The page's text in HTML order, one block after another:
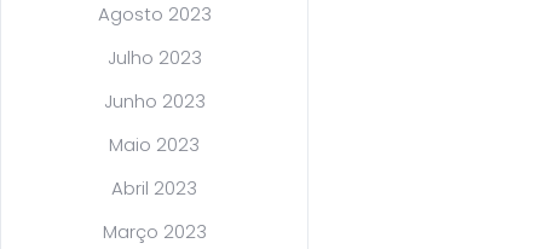
Agosto 2023
Julho 2023
Junho 2023
Maio 2023
Abril 2023
Março 2023